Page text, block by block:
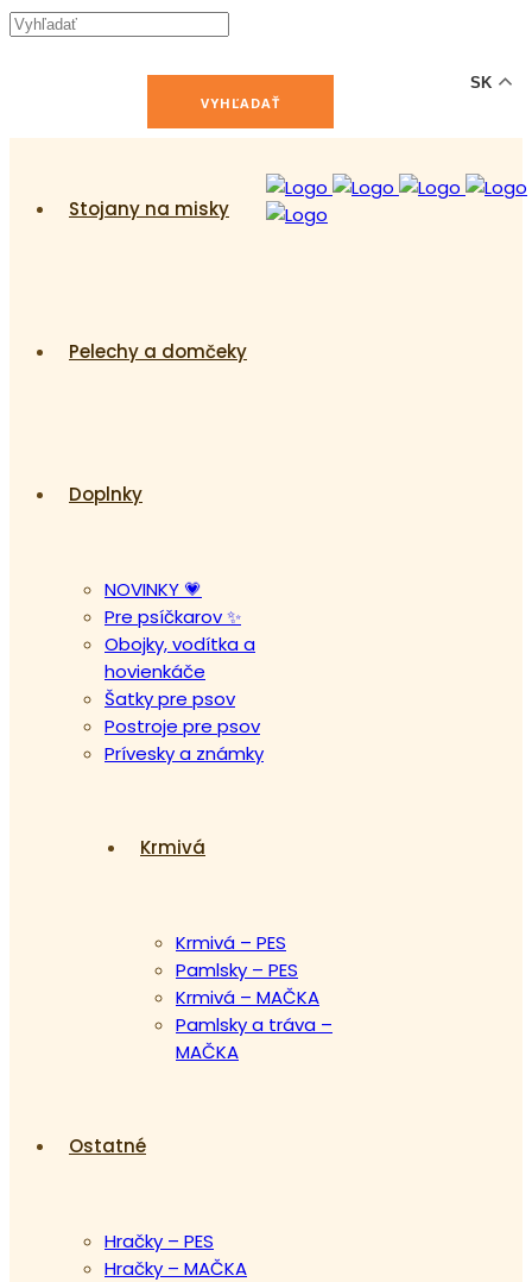
Stojany na misky
Pelechy a domčeky
Doplnky
NOVINKY 💗
Pre psíčkarov ✨
Obojky, vodítka a
hovienkáče
Šatky pre psov
Postroje pre psov
Prívesky a známky
Krmivá
Krmivá – PES
Pamlsky – PES
Krmivá – MAČKA
Pamlsky a tráva –
MAČKA
Ostatné
Hračky – PES
Hračky – MAČKA
SK
-12% ZĽAVA s kódom "LETO12" ☀️